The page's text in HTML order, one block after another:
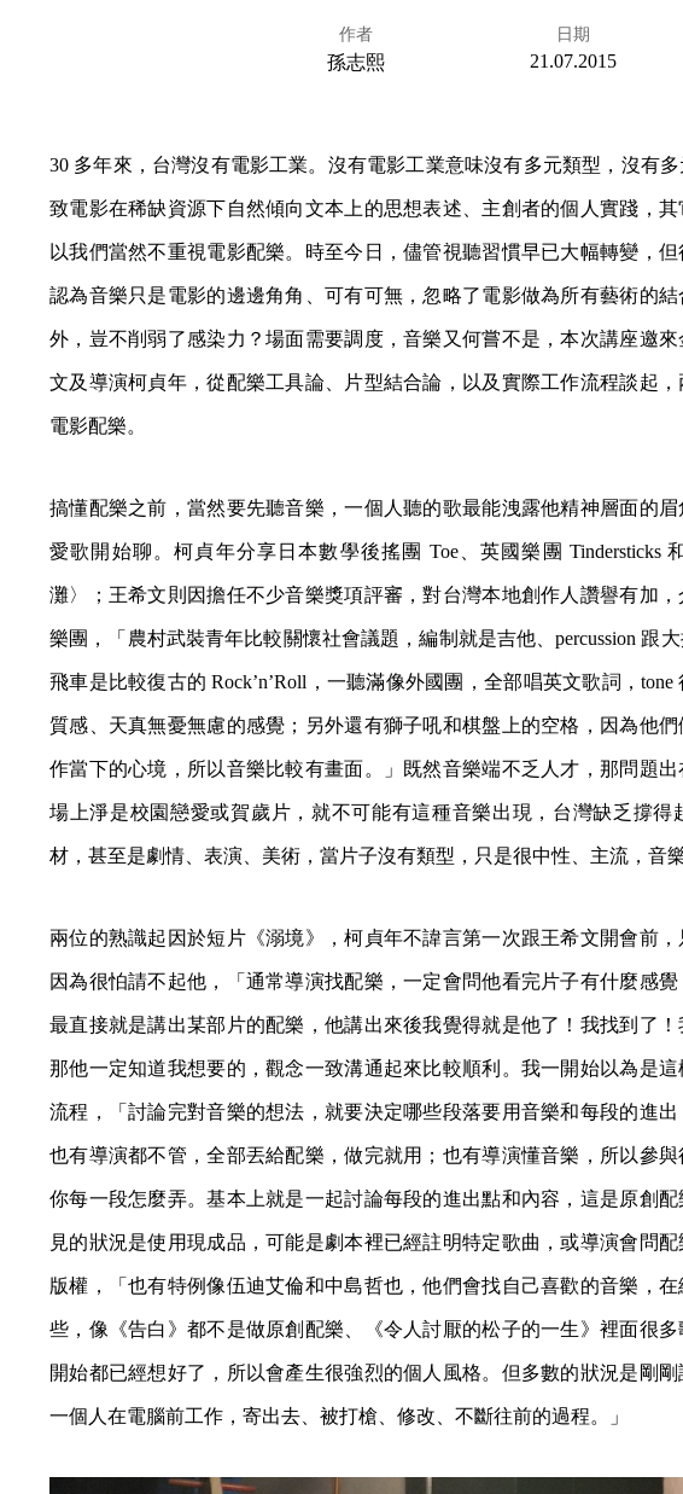
作者
孫志熙
日期
21.07.2015
30 多年來，台灣沒有電影工業。沒有電影工業意味沒有多元類型，沒有
致電影在稀缺資源下自然傾向文本上的思想表述、主創者的個人實踐，
以我們當然不重視電影配樂。時至今日，儘管視聽習慣早已大幅轉變，
認為音樂只是電影的邊邊角角、可有可無，忽略了電影做為所有藝術的
外，豈不削弱了感染力？場面需要調度，音樂又何嘗不是，本次講座邀
文及導演柯貞年，從配樂工具論、片型結合論，以及實際工作流程談起
電影配樂。
搞懂配樂之前，當然要先聽音樂，一個人聽的歌最能洩露他精神層面的眉
愛歌開始聊。柯貞年分享日本數學後搖團 Toe、英國樂團 Tindersticks
灘〉；王希文則因擔任不少音樂獎項評審，對台灣本地創作人讚譽有加
樂團，「農村武裝青年比較關懷社會議題，編制就是吉他、percussion 跟
飛車是比較復古的 Rock’n’Roll，一聽滿像外國團，全部唱英文歌詞，
質感、天真無憂無慮的感覺；另外還有獅子吼和棋盤上的空格，因為他
作當下的心境，所以音樂比較有畫面。」既然音樂端不乏人才，那問題
場上淨是校園戀愛或賀歲片，就不可能有這種音樂出現，台灣缺乏撐得
材，甚至是劇情、表演、美術，當片子沒有類型，只是很中性、主流，音
兩位的熟識起因於短片《溺境》，柯貞年不諱言第一次跟王希文開會前，
因為很怕請不起他，「通常導演找配樂，一定會問他看完片子有什麼感
最直接就是講出某部片的配樂，他講出來後我覺得就是他了！我找到了！
那他一定知道我想要的，觀念一致溝通起來比較順利。我一開始以為是
流程，「討論完對音樂的想法，就要決定哪些段落要用音樂和每段的進
也有導演都不管，全部丟給配樂，做完就用；也有導演懂音樂，所以參
你每一段怎麼弄。基本上就是一起討論每段的進出點和內容，這是原創
見的狀況是使用現成品，可能是劇本裡已經註明特定歌曲，或導演會問
版權，「也有特例像伍迪艾倫和中島哲也，他們會找自己喜歡的音樂，
些，像《告白》都不是做原創配樂、《令人討厭的松子的一生》裡面很
開始都已經想好了，所以會產生很強烈的個人風格。但多數的狀況是剛
一個人在電腦前工作，寄出去、被打槍、修改、不斷往前的過程。」